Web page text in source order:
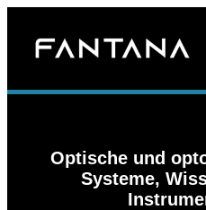
Optische und
Systeme,